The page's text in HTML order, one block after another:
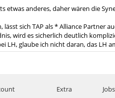
etwas anderes, daher wären die
lässt sich TAP als * Alliance Partner
wird es sicherlich deutlich
LH, glaube ich nicht daran, das LH
Extra Jobs